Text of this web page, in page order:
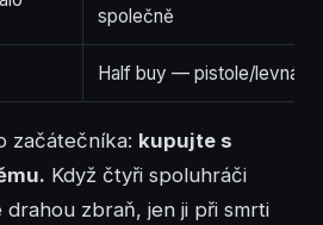
společně
Half buy — pistole/levná
začátečníka: kupujte s
Když čtyři spoluhráči
zbraň, jen ji při smrti